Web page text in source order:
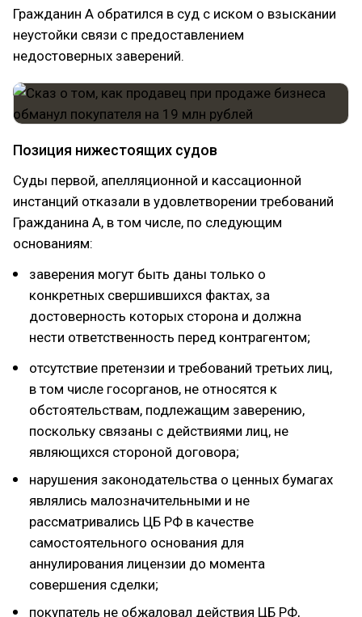
Гражданин А обратился в суд с иском о взыскании
неустойки связи с предоставлением
недостоверных заверений.
Позиция нижестоящих судов
Суды первой, апелляционной и кассационной
инстанций отказали в удовлетворении требований
Гражданина А, в том числе, по следующим
основаниям:
заверения могут быть даны только о
конкретных свершившихся фактах, за
достоверность которых сторона и должна
нести ответственность перед контрагентом;
отсутствие претензии и требований третьих лиц,
в том числе госорганов, не относятся к
обстоятельствам, подлежащим заверению,
поскольку связаны с действиями лиц, не
являющихся стороной договора;
нарушения законодательства о ценных бумагах
являлись малозначительными и не
рассматривались ЦБ РФ в качестве
самостоятельного основания для
аннулирования лицензии до момента
совершения сделки;
покупатель не обжаловал действия ЦБ РФ,